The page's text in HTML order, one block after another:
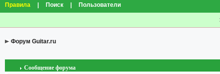
Правила Поиск Пользователи
Форум Guitar.ru
Сообщение форума